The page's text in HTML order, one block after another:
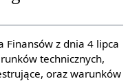
Finansów z dnia 4 lipca
technicznych,
oraz warunków